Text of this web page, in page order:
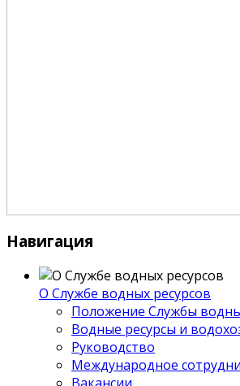
Навигация
О Службе водных ресурсов
Положение Службы
Водные ресурсы и
Руководство
Международное